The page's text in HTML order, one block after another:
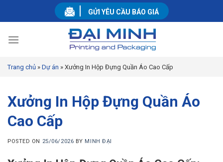
GỬI YÊU CẦU BÁO GIÁ
Trang chủ » Dự án » Xưởng In Hộp Đựng Quần Áo Cao Cấp
Xưởng In Hộp Đựng Quần Áo
Cao Cấp
POSTED ON 25/06/2026 BY MINH ĐẠI